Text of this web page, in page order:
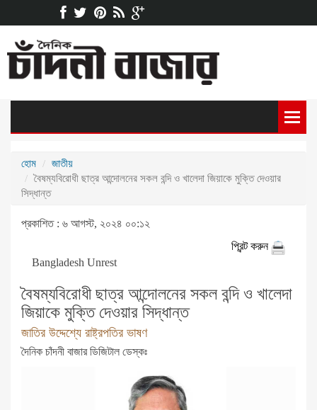
হোম
জাতীয়
বৈষম্যবিরোধী ছাত্র আন্দোলনের সকল বন্দি ও খালেদা জিয়াকে মুক্তি দেওয়ার
সিদ্ধান্ত
প্রকাশিত : ৬ আগস্ট, ২০২৪ ০০:১২
প্রিন্ট করুন
Bangladesh Unrest
বৈষম্যবিরোধী ছাত্র আন্দোলনের সকল বন্দি ও খালেদা
জিয়াকে মুক্তি দেওয়ার সিদ্ধান্ত
জাতির উদ্দেশ্যে রাষ্ট্রপতির ভাষণ
দৈনিক চাঁদনী বাজার ডিজিটাল ডেস্কঃ